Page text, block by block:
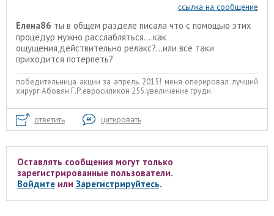
ссылка на сообщение
Елена86 ты в общем разделе писала что с помощью этих
процедур нужно расслабляться....как
ощущения,действительно релакс?...или все таки
приходится потерпеть?
победительница акции за апрель 2015! меня оперировал лучший
хирург Абовян Г.Р.евросиликон 255.увеличение груди.
ответить цитировать
Оставлять сообщения могут только
зарегистрированные пользователи.
Войдитеили Зарегистрируйтесь.